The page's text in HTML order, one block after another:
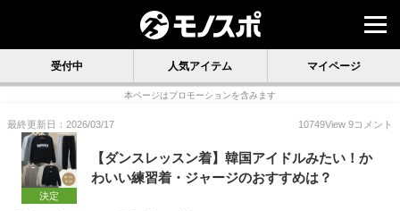
受付中 人気アイテム マイページ
本ページはプロモーションを含みます
最終更新日：2026/03/17 10749View 9コメント
決定
【ダンスレッスン着】韓国アイドルみたい！か
わいい練習着・ジャージのおすすめは？